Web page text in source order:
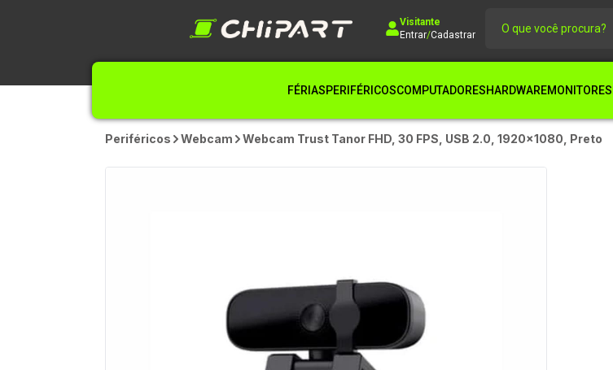
Visitante
Entrar/Cadastrar
FÉRIASPERIFÉRICOSCOMPUTADORESHARDWAREMONITORES
Periféricos Webcam Webcam Trust Tanor FHD, 30 FPS, USB 2.0, 1920x1080, Preto